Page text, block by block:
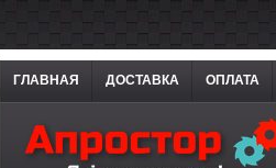
ГЛАВНАЯ ДОСТАВКА ОПЛАТА